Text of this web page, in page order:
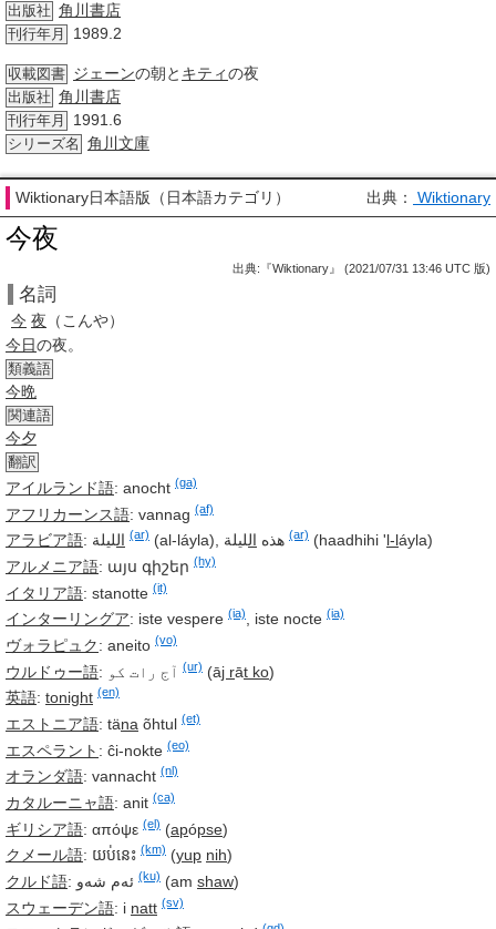
出版社 角川書店
刊行年月 1989.2
収載図書 ジェーンの朝と キティの夜
出版社 角川書店
刊行年月 1991.6
シリーズ名 角川文庫
Wiktionary日本語版（日本語カテゴリ） 出典： Wiktionary
今夜
出典:『Wiktionary』 (2021/07/31 13:46 UTC 版)
名詞
今 夜 （こんや）
今日の夜。
類義語
今晩
関連語
今夕
翻訳
アイルランド語: anocht (ga)
アフリカーンス語: vannag (af)
アラビア語: الليلة (ar) (al-láyla), هذه الليلة (ar) (haadhihi 'l-láyla)
アルメニア語: այս գիշեր (hy)
イタリア語: stanotte (it)
インターリングア: iste vespere (ia) iste nocte (ia)
ヴォラピュク: aneito (vo)
ウルドゥー語: آج رات کو (ur) (āj rāt ko)
英語: tonight (en)
エストニア語: täna õhtul (et)
エスペラント : ĉi-nokte (eo)
オランダ語: vannacht (nl)
カタルーニャ語: anit (ca)
ギリシア語: απόψε (el) (apópse)
クメール語: យប់នេះ (km) (yup nih)
クルド語: ئه‌م شه‌و (ku) (am shaw)
スウェーデン語: i natt (sv)